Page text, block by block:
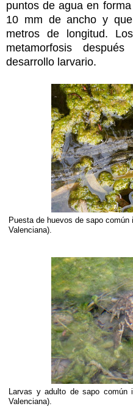
puntos de agua en
10 mm de ancho y
metros de longitud.
metamorfosis
desarrollo larvario.
Puesta de huevos de sapo común
Valenciana).
Larvas y adulto de sapo común
Valenciana).